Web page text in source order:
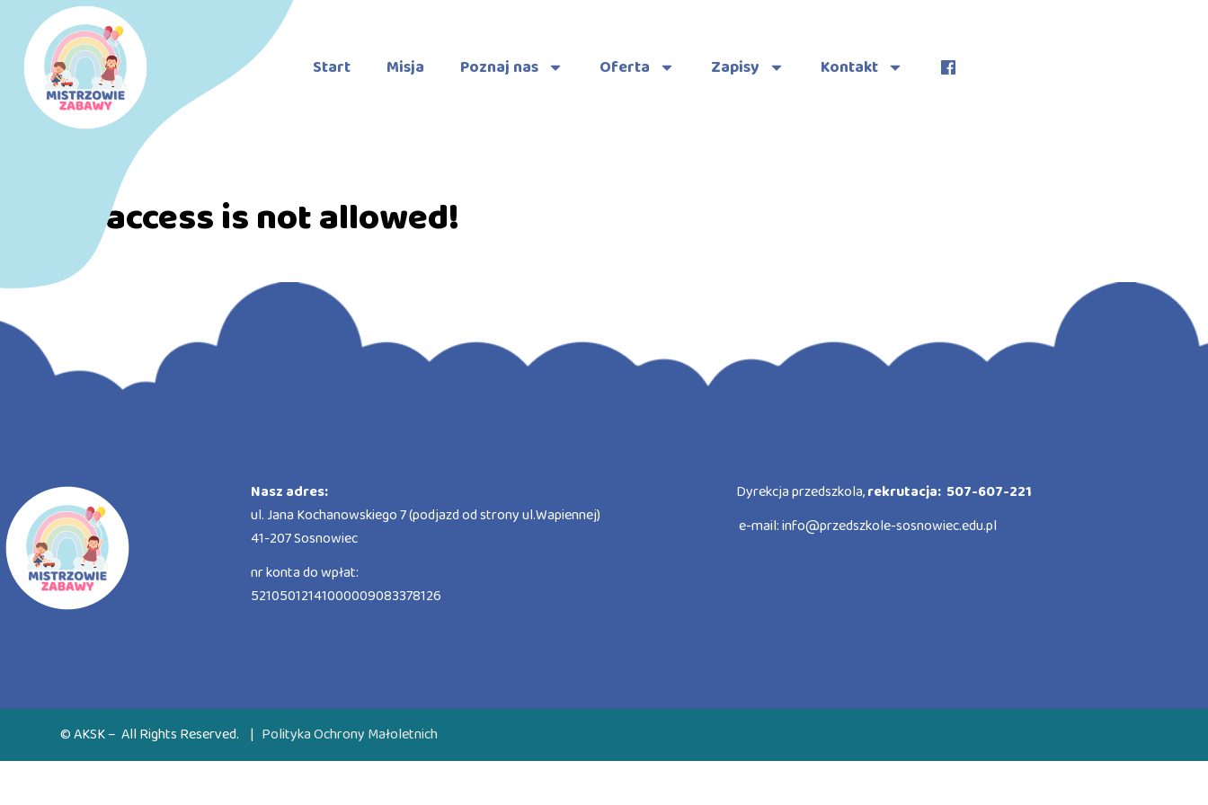
Start Misja Poznaj nas Oferta Zapisy Kontakt
Direct access is not allowed!
Nasz adres:
ul. Jana Kochanowskiego 7 (podjazd od strony ul.Wapiennej)
41-207 Sosnowiec
nr konta do wpłat:
52105012141000009083378126
Dyrekcja przedszkola,rekrutacja: 507-607-221
e-mail:info@przedszkole-sosnowiec.edu.pl
© AKSK – All Rights Reserved. | Polityka Ochrony Małoletnich